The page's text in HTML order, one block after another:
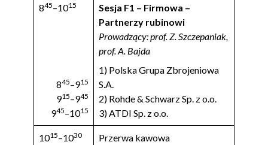
845–1015
845–915
915–945
945–1015
Sesja F1 – Firmowa –
Partnerzy rubinowi
Prowadzący: prof. Z. Szczepaniak,
prof. A. Bajda
1) Polska Grupa Zbrojeniowa
S.A.
2) Rohde & Schwarz Sp. z o.o.
3) ATDI Sp. z o.o.
1015–1030 Przerwa kawowa